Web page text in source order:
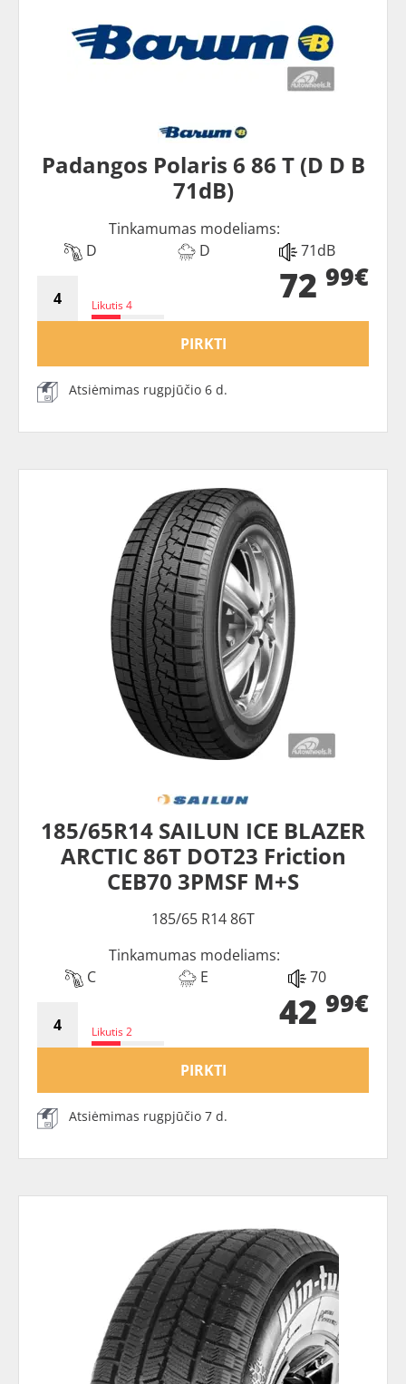
Padangos Polaris 6 86 T (D D B
71dB)
Tinkamumas modeliams:
D
D 71dB
Likutis 4 72 99€
PIRKTI
Atsiėmimas rugpjūčio 6 d.
185/65R14 SAILUN ICE BLAZER
ARCTIC 86T DOT23 Friction
CEB70 3PMSF M+S
185/65 R14 86T
Tinkamumas modeliams:
C
E 70
Likutis 2 42 99€
PIRKTI
Atsiėmimas rugpjūčio 7 d.